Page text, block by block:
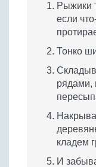
Рыжики
если
Тонко
рядами,
кладем
И